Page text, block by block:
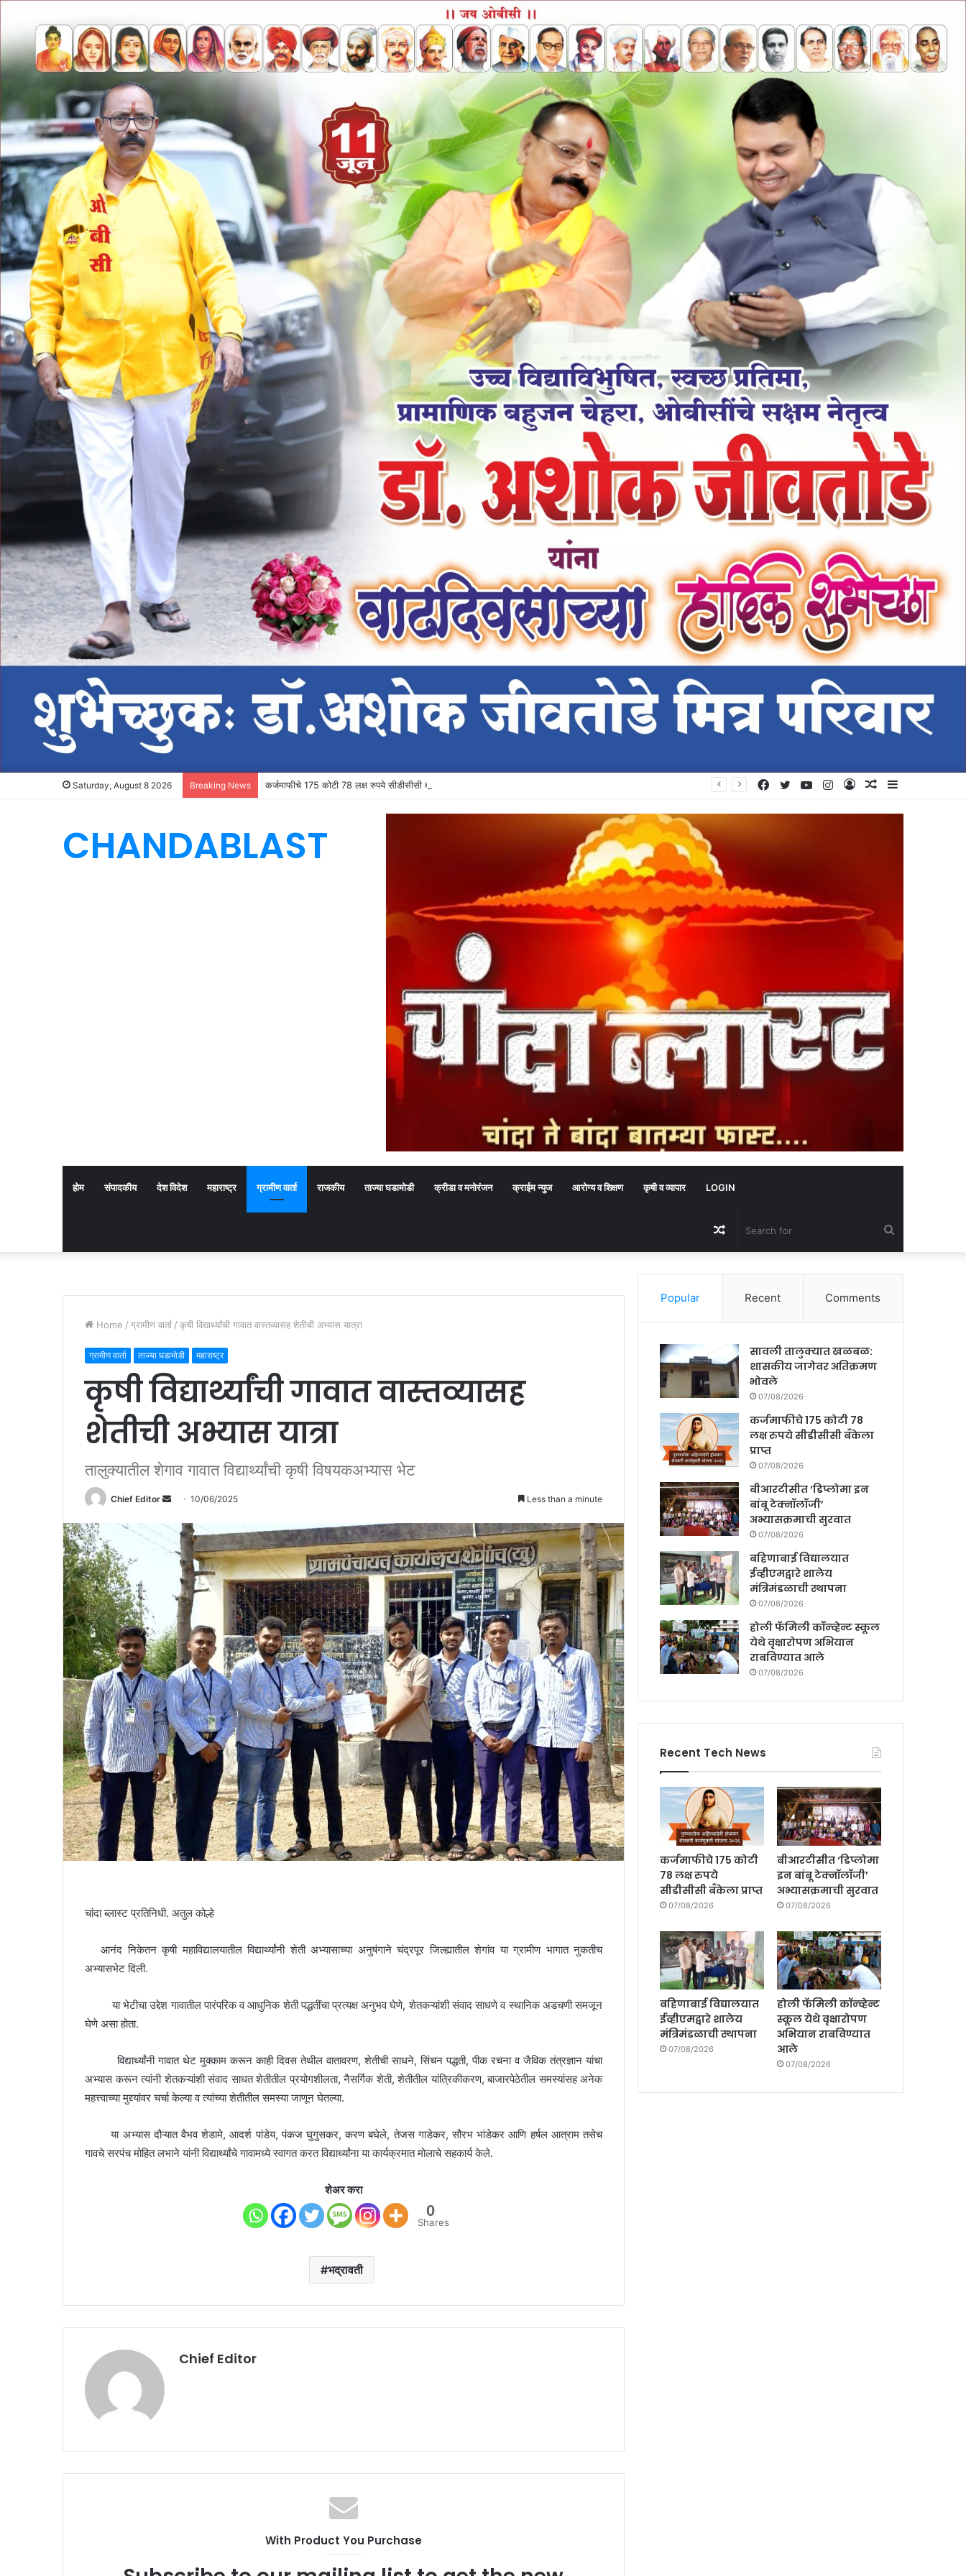
Saturday, August 8 2026 Breaking News कर्जमाफीचे 175 कोटी 78 लक्ष रुपये सीडीसीसी बँकेला प्राप्त
Random
Article
Log
In
Instagram
YouTube
Twitter
Facebook
CHANDABLAST
होम संपादकीय देश विदेश महाराष्ट्र ग्रामीण वार्ता राजकीय ताज्या घडामोडी क्रीडा व मनोरंजन क्राईम न्युज आरोग्य व शिक्षण कृषी व व्यापार LOGIN
for
Random
Article
Home / ग्रामीण वार्ता / कृषी विद्यार्थ्यांची गावात वास्तव्यासह शेतीची अभ्यास यात्रा
ग्रामीण वार्ता ताज्या घडामोडी महाराष्ट्र
कृषी विद्यार्थ्यांची गावात वास्तव्यासह
शेतीची अभ्यास यात्रा
तालुक्यातील शेगाव गावात विद्यार्थ्यांची कृषी विषयकअभ्यास भेट
Chief Editor
n
d
e
m
a
i
l
10/06/2025 Less than a minute
चांदा ब्लास्ट प्रतिनिधी. अतुल कोल्हे
आनंद निकेतन कृषी महाविद्यालयातील विद्यार्थ्यांनी शेती अभ्यासाच्या अनुषंगाने चंद्रपूर जिल्ह्यातील शेगांव या ग्रामीण भागात नुकतीच
अभ्यासभेट दिली.
या भेटीचा उद्देश गावातील पारंपरिक व आधुनिक शेती पद्धतींचा प्रत्यक्ष अनुभव घेणे, शेतकऱ्यांशी संवाद साधणे व स्थानिक अडचणी समजून
घेणे असा होता.
विद्यार्थ्यांनी गावात थेट मुक्काम करून काही दिवस तेथील वातावरण, शेतीची साधने, सिंचन पद्धती, पीक रचना व जैविक तंत्रज्ञान यांचा
अभ्यास करून त्यांनी शेतकऱ्यांशी संवाद साधत शेतीतील प्रयोगशीलता, नैसर्गिक शेती, शेतीतील यांत्रिकीकरण, बाजारपेठेतील समस्यांसह अनेक
महत्त्वाच्या मुद्द्यांवर चर्चा केल्या व त्यांच्या शेतीतील समस्या जाणून घेतल्या.
या अभ्यास दौऱ्यात वैभव शेडामे, आदर्श पांडेय, पंकज घुगुसकर, करण बघेले, तेजस गाडेकर, सौरभ भांडेकर आणि हर्षल आत्राम तसेच
गावचे सरपंच मोहित लभाने यांनी विद्यार्थ्यांचे गावामध्ये स्वागत करत विद्यार्थ्यांना या कार्यक्रमात मोलाचे सहकार्य केले.
शेअर करा
0
Shares
भद्रावती
Chief Editor
With Product You Purchase
Popular Recent Comments
सावली तालुक्यात खळबळ:
शासकीय जागेवर अतिक्रमण
भोवले
07/08/2026
कर्जमाफीचे 175 कोटी 78
लक्ष रुपये सीडीसीसी बँकेला
प्राप्त
07/08/2026
बीआरटीसीत ‘डिप्लोमा इन
बांबू टेक्नॉलॉजी’
अभ्यासक्रमाची सुरवात
07/08/2026
बहिणाबाई विद्यालयात
ईव्हीएमद्वारे शालेय
मंत्रिमंडळाची स्थापना
07/08/2026
होली फॅमिली कॉन्व्हेन्ट स्कूल
येथे वृक्षारोपण अभियान
राबविण्यात आले
07/08/2026
Recent Tech News
कर्जमाफीचे 175 कोटी
78 लक्ष रुपये
सीडीसीसी बँकेला प्राप्त
07/08/2026
बीआरटीसीत ‘डिप्लोमा
इन बांबू टेक्नॉलॉजी’
अभ्यासक्रमाची सुरवात
07/08/2026
बहिणाबाई विद्यालयात
ईव्हीएमद्वारे शालेय
मंत्रिमंडळाची स्थापना
07/08/2026
होली फॅमिली कॉन्व्हेन्ट
स्कूल येथे वृक्षारोपण
अभियान राबविण्यात
आले
07/08/2026